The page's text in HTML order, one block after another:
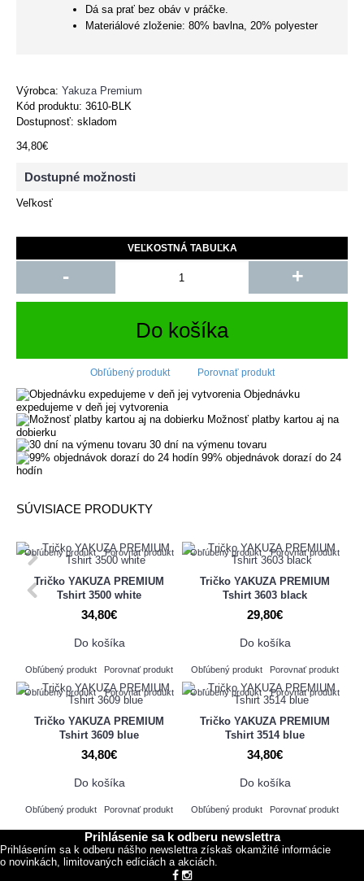
Dá sa prať bez obáv v práčke.
Materiálové zloženie: 80% bavlna, 20% polyester
Výrobca: Yakuza Premium
Kód produktu: 3610-BLK
Dostupnosť: skladom
34,80€
Dostupné možnosti
Veľkosť
VEĽKOSTNÁ TABUĽKA
- +
Do košíka
Obľúbený produkt Porovnať produkt
Objednávku
expedujeme v deň jej vytvorenia
Možnosť platby kartou aj na
dobierku
30 dní na výmenu tovaru
99% objednávok dorazí do 24
hodín
SÚVISIACE PRODUKTY
Obľúbený produkt Porovnať produkt
Tričko YAKUZA PREMIUM
Tshirt 3500 white
34,80€
Do košíka
Obľúbený produkt Porovnať produkt
Obľúbený produkt Porovnať produkt
Tričko YAKUZA PREMIUM
Tshirt 3603 black
29,80€
Do košíka
Obľúbený produkt Porovnať produkt
Obľúbený produkt Porovnať produkt
Tričko YAKUZA PREMIUM
Tshirt 3609 blue
34,80€
Do košíka
Obľúbený produkt Porovnať produkt
Obľúbený produkt Porovnať produkt
Tričko YAKUZA PREMIUM
Tshirt 3514 blue
34,80€
Do košíka
Obľúbený produkt Porovnať produkt
Prihlásenie sa k odberu newslettra
Prihlásením sa k odberu nášho newslettra získaš okamžité informácie
o novinkách, limitovaných edíciách a akciách.